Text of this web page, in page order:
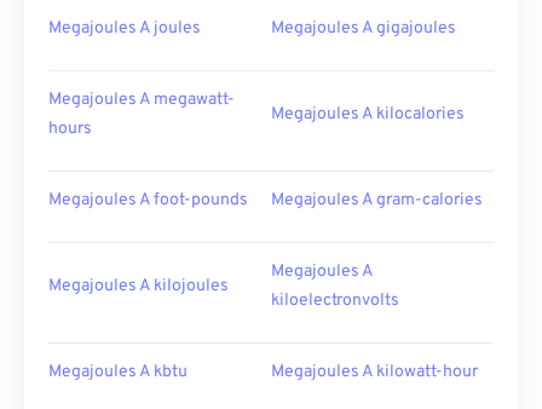
Megajoules A joules Megajoules A gigajoules
Megajoules A megawatt-
hours
Megajoules A kilocalories
Megajoules A foot-pounds Megajoules A gram-calories
Megajoules A kilojoules
Megajoules A
kiloelectronvolts
Megajoules A kbtu Megajoules A kilowatt-hour